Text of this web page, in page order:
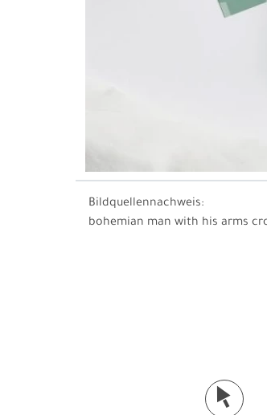
Bildquellennachweis:
bohemian man with his arms
j